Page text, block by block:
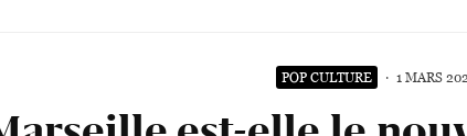
POP CULTURE · 1 MARS